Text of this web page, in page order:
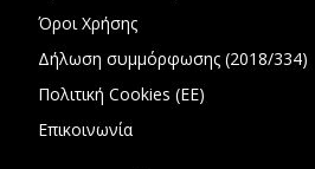
Όροι Χρήσης
Δήλωση συμμόρφωσης (2018/334)
Πολιτική Cookies (ΕΕ)
Επικοινωνία